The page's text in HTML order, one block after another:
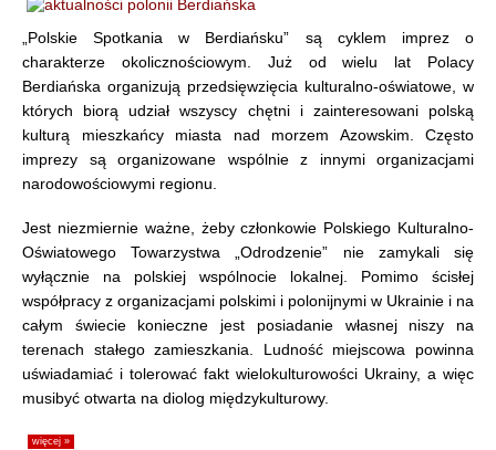
„Polskie Spotkania w Berdiańsku” są cyklem imprez o
charakterze okolicznościowym. Już od wielu lat Polacy
Berdiańska organizują przedsięwzięcia kulturalno-oświatowe, w
których biorą udział wszyscy chętni i zainteresowani polską
kulturą mieszkańcy miasta nad morzem Azowskim. Często
imprezy są organizowane wspólnie z innymi organizacjami
narodowościowymi regionu.
Jest niezmiernie ważne, żeby członkowie Polskiego Kulturalno-
Oświatowego Towarzystwa „Odrodzenie” nie zamykali się
wyłącznie na polskiej wspólnocie lokalnej. Pomimo ścisłej
współpracy z organizacjami polskimi i polonijnymi w Ukrainie i na
całym świecie konieczne jest posiadanie własnej niszy na
terenach stałego zamieszkania. Ludność miejscowa powinna
uświadamiać i tolerować fakt wielokulturowości Ukrainy, a więc
musibyć otwarta na diolog międzykulturowy.
więcej »